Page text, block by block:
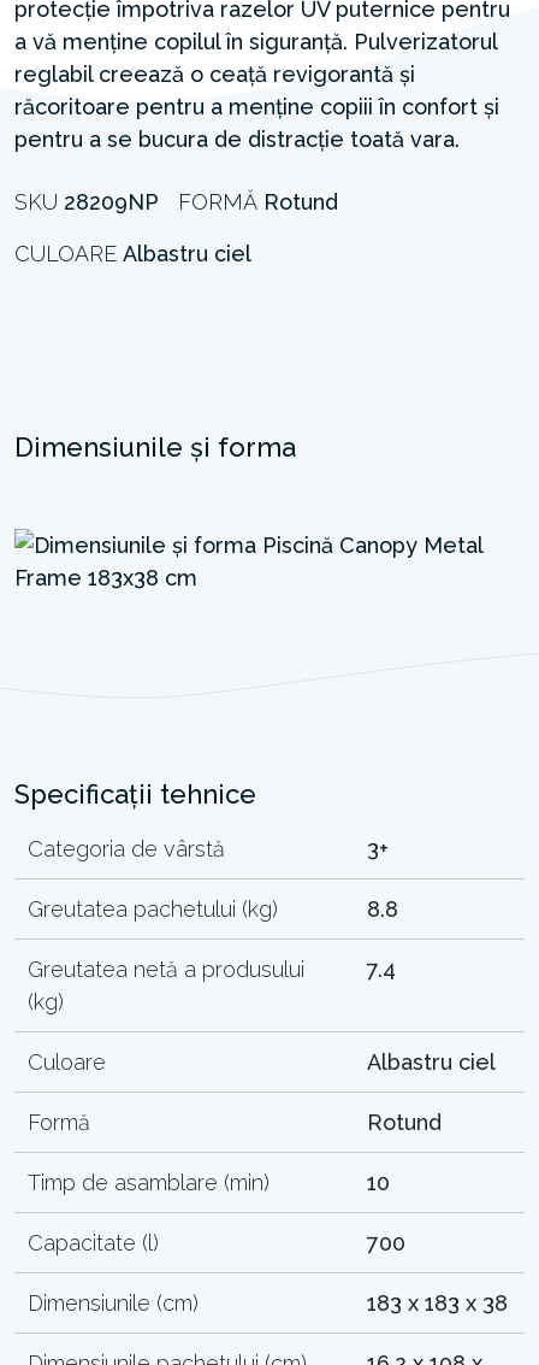
protecție împotriva razelor UV puternice pentru
a vă menține copilul în siguranță. Pulverizatorul
reglabil creează o ceață revigorantă și
răcoritoare pentru a menține copiii în confort și
pentru a se bucura de distracție toată vara.
SKU 28209NP FORMĂ Rotund
CULOARE Albastru ciel
Dimensiunile și forma
Specificații tehnice
Categoria de vârstă 3+
Greutatea pachetului (kg) 8.8
Greutatea netă a produsului
(kg)
7.4
Culoare Albastru ciel
Formă Rotund
Timp de asamblare (min) 10
Capacitate (l) 700
Dimensiunile (cm) 183 x 183 x 38